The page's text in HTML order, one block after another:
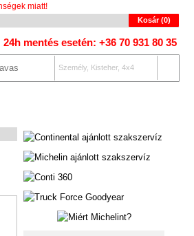
miatt!
Kosár (0)
24h mentés esetén: +36 70 931 80 35
Személy, Kisteher, 4x4